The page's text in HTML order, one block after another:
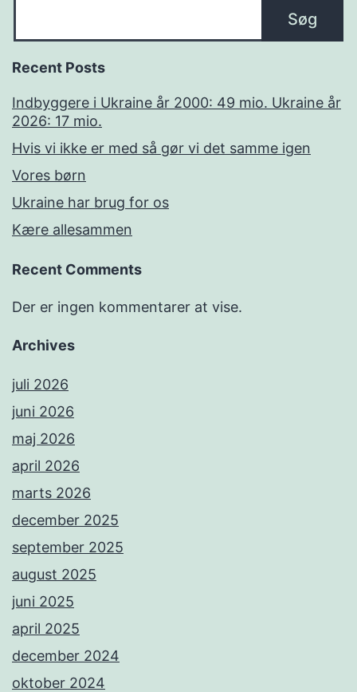
Søg
Recent Posts
Indbyggere i Ukraine år 2000: 49 mio. Ukraine år
2026: 17 mio.
Hvis vi ikke er med så gør vi det samme igen
Vores børn
Ukraine har brug for os
Kære allesammen
Recent Comments
Der er ingen kommentarer at vise.
Archives
juli 2026
juni 2026
maj 2026
april 2026
marts 2026
december 2025
september 2025
august 2025
juni 2025
april 2025
december 2024
oktober 2024